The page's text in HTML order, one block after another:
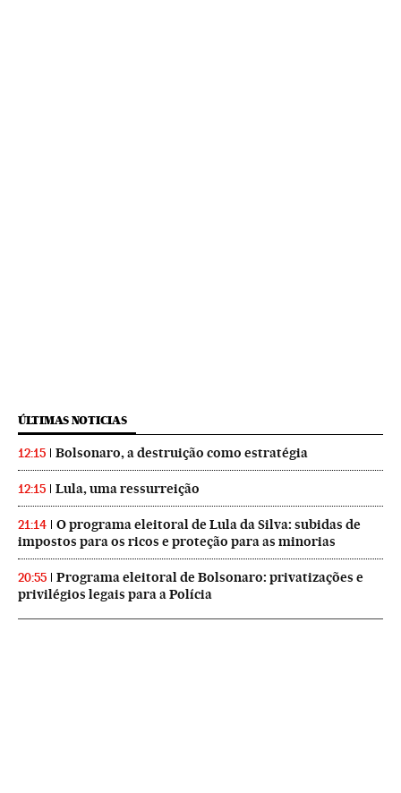
ÚLTIMAS NOTICIAS
12:15 Bolsonaro, a destruição como estratégia
12:15 Lula, uma ressurreição
21:14
O programa eleitoral de Lula da Silva: subidas de
impostos para os ricos e proteção para as minorias
20:55
Programa eleitoral de Bolsonaro: privatizações e
privilégios legais para a Polícia